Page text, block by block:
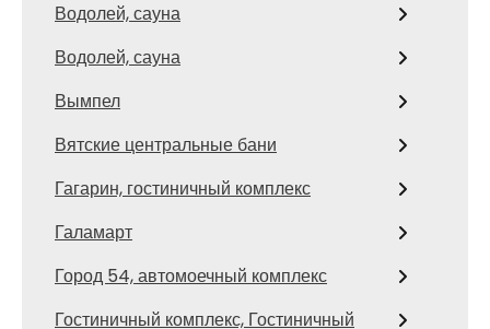
Водолей, сауна
Водолей, сауна
Вымпел
Вятские центральные бани
Гагарин, гостиничный комплекс
Галамарт
Город 54, автомоечный комплекс
Гостиничный комплекс, Гостиничный